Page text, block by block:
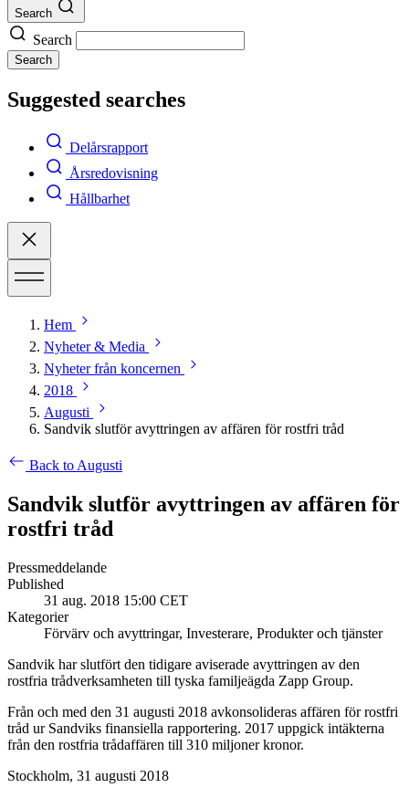
Search
Search
Search
Suggested searches
Delårsrapport
Årsredovisning
Hållbarhet
Hem
Nyheter & Media
Nyheter från koncernen
2018
Augusti
Sandvik slutför avyttringen av affären för rostfri tråd
Back to Augusti
Sandvik slutför avyttringen av affären för
rostfri tråd
Pressmeddelande
Published
31 aug. 2018 15:00 CET
Kategorier
Förvärv och avyttringar, Investerare, Produkter och tjänster
Sandvik har slutfört den tidigare aviserade avyttringen av den
rostfria trådverksamheten till tyska familjeägda Zapp Group.
Från och med den 31 augusti 2018 avkonsolideras affären för rostfri
tråd ur Sandviks finansiella rapportering. 2017 uppgick intäkterna
från den rostfria trådaffären till 310 miljoner kronor.
Stockholm, 31 augusti 2018